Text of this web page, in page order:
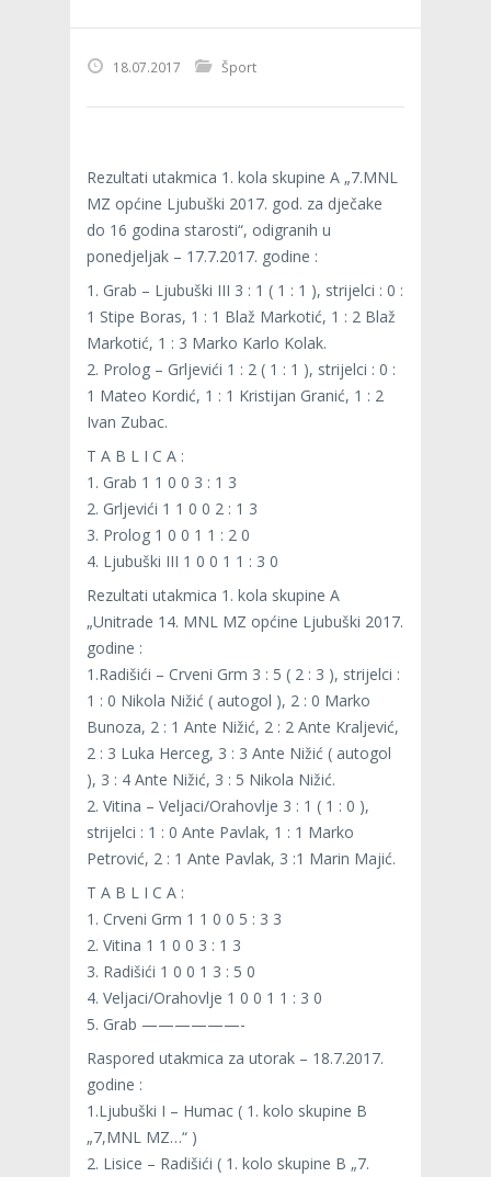
18.07.2017 Šport
Rezultati utakmica 1. kola skupine A „7.MNL
MZ općine Ljubuški 2017. god. za dječake
do 16 godina starosti“, odigranih u
ponedjeljak – 17.7.2017. godine :
1. Grab – Ljubuški III 3 : 1 ( 1 : 1 ), strijelci : 0 :
1 Stipe Boras, 1 : 1 Blaž Markotić, 1 : 2 Blaž
Markotić, 1 : 3 Marko Karlo Kolak.
2. Prolog – Grljevići 1 : 2 ( 1 : 1 ), strijelci : 0 :
1 Mateo Kordić, 1 : 1 Kristijan Granić, 1 : 2
Ivan Zubac.
T A B L I C A :
1. Grab 1 1 0 0 3 : 1 3
2. Grljevići 1 1 0 0 2 : 1 3
3. Prolog 1 0 0 1 1 : 2 0
4. Ljubuški III 1 0 0 1 1 : 3 0
Rezultati utakmica 1. kola skupine A
„Unitrade 14. MNL MZ općine Ljubuški 2017.
godine :
1.Radišići – Crveni Grm 3 : 5 ( 2 : 3 ), strijelci :
1 : 0 Nikola Nižić ( autogol ), 2 : 0 Marko
Bunoza, 2 : 1 Ante Nižić, 2 : 2 Ante Kraljević,
2 : 3 Luka Herceg, 3 : 3 Ante Nižić ( autogol
), 3 : 4 Ante Nižić, 3 : 5 Nikola Nižić.
2. Vitina – Veljaci/Orahovlje 3 : 1 ( 1 : 0 ),
strijelci : 1 : 0 Ante Pavlak, 1 : 1 Marko
Petrović, 2 : 1 Ante Pavlak, 3 :1 Marin Majić.
T A B L I C A :
1. Crveni Grm 1 1 0 0 5 : 3 3
2. Vitina 1 1 0 0 3 : 1 3
3. Radišići 1 0 0 1 3 : 5 0
4. Veljaci/Orahovlje 1 0 0 1 1 : 3 0
5. Grab ——————-
Raspored utakmica za utorak – 18.7.2017.
godine :
1.Ljubuški I – Humac ( 1. kolo skupine B
„7,MNL MZ…“ )
2. Lisice – Radišići ( 1. kolo skupine B „7.